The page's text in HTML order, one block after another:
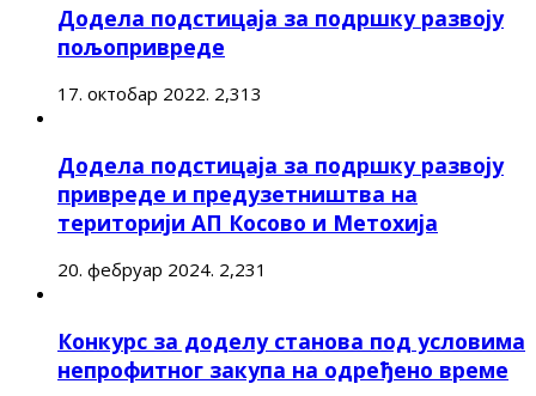
Додела подстицаја за подршку развоју
пољопривреде
17. октобар 2022. 2,313
Додела подстицаја за подршку развоју
привреде и предузетништва на
територији АП Косово и Метохија
20. фебруар 2024. 2,231
Конкурс за доделу станова под условима
непрофитног закупа на одређено време